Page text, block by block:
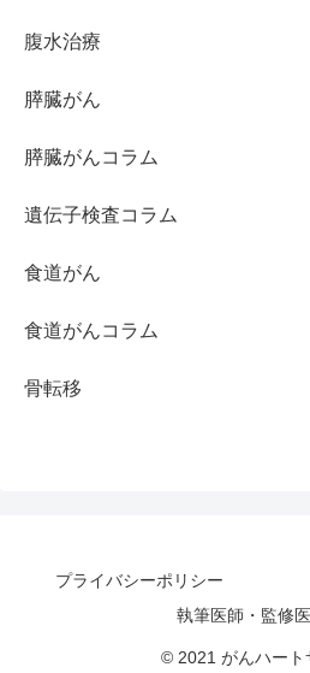
腹水治療
膵臓がん
膵臓がんコラム
遺伝子検査コラム
食道がん
食道がんコラム
骨転移
プライバシーポリシー
執筆医師・監修
© 2021 がんハート